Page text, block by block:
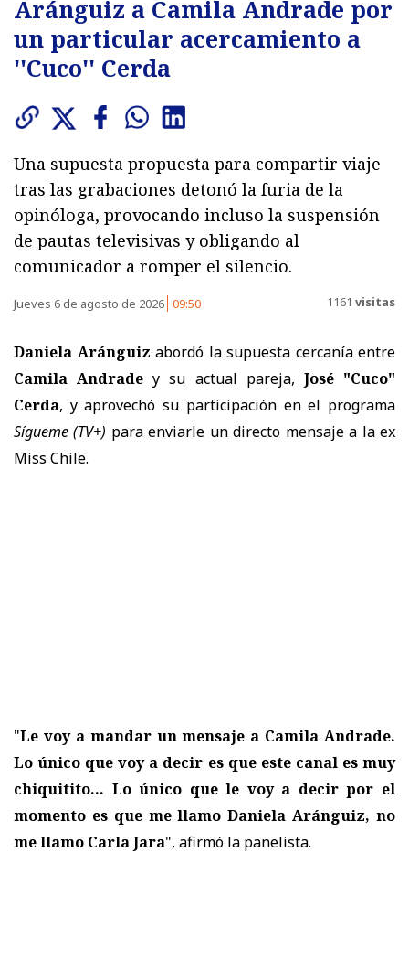
Aránguiz a Camila Andrade por
un particular acercamiento a
''Cuco'' Cerda
Una supuesta propuesta para compartir viaje
tras las grabaciones detonó la furia de la
opinóloga, provocando incluso la suspensión
de pautas televisivas y obligando al
comunicador a romper el silencio.
Jueves 6 de agosto de 2026 09:50 1161 visitas
Daniela Aránguiz abordó la supuesta cercanía entre
Camila Andrade y su actual pareja, José "Cuco"
Cerda, y aprovechó su participación en el programa
Sígueme (TV+) para enviarle un directo mensaje a la ex
Miss Chile.
"Le voy a mandar un mensaje a Camila Andrade.
Lo único que voy a decir es que este canal es muy
chiquitito... Lo único que le voy a decir por el
momento es que me llamo Daniela Aránguiz, no
me llamo Carla Jara", afirmó la panelista.